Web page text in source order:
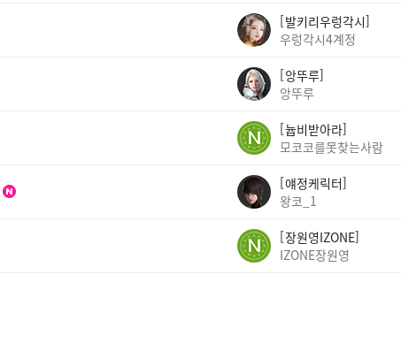
발키리우렁각시
우렁각시4계정
앙뚜루
앙뚜루
늅비받아라
모코코를못찾는사람
얘정케릭터
왕코_1
장원영IZONE
IZONE장원영